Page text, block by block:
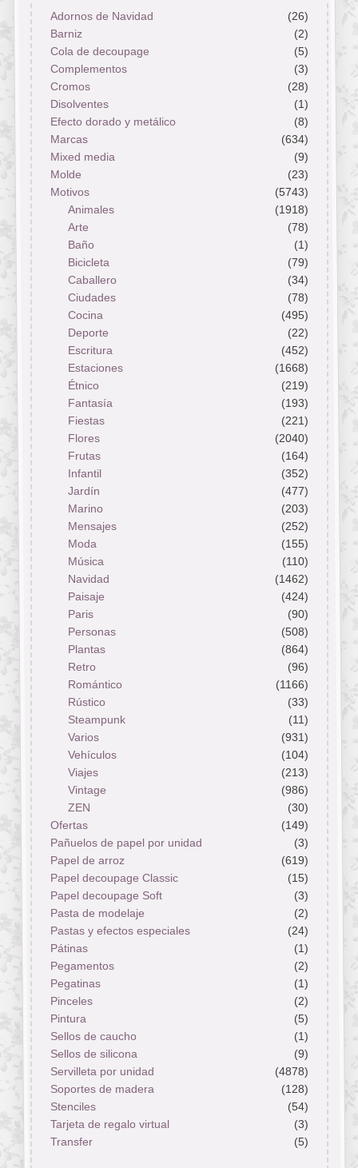
Adornos de Navidad
(26)
Barniz
(2)
Cola de decoupage
(5)
Complementos
(3)
Cromos
(28)
Disolventes
(1)
Efecto dorado y metálico
(8)
Marcas
(634)
Mixed media
(9)
Molde
(23)
Motivos
(5743)
Animales
(1918)
Arte
(78)
Baño
(1)
Bicicleta
(79)
Caballero
(34)
Ciudades
(78)
Cocina
(495)
Deporte
(22)
Escritura
(452)
Estaciones
(1668)
Étnico
(219)
Fantasía
(193)
Fiestas
(221)
Flores
(2040)
Frutas
(164)
Infantil
(352)
Jardín
(477)
Marino
(203)
Mensajes
(252)
Moda
(155)
Música
(110)
Navidad
(1462)
Paisaje
(424)
Paris
(90)
Personas
(508)
Plantas
(864)
Retro
(96)
Romántico
(1166)
Rústico
(33)
Steampunk
(11)
Varios
(931)
Vehículos
(104)
Viajes
(213)
Vintage
(986)
ZEN
(30)
Ofertas
(149)
Pañuelos de papel por unidad
(3)
Papel de arroz
(619)
Papel decoupage Classic
(15)
Papel decoupage Soft
(3)
Pasta de modelaje
(2)
Pastas y efectos especiales
(24)
Pátinas
(1)
Pegamentos
(2)
Pegatinas
(1)
Pinceles
(2)
Pintura
(5)
Sellos de caucho
(1)
Sellos de silicona
(9)
Servilleta por unidad
(4878)
Soportes de madera
(128)
Stenciles
(54)
Tarjeta de regalo virtual
(3)
Transfer
(5)